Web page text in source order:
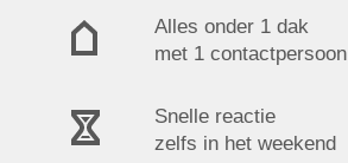
Alles onder 1 dak
met 1 contactpersoon
Snelle reactie
zelfs in het weekend